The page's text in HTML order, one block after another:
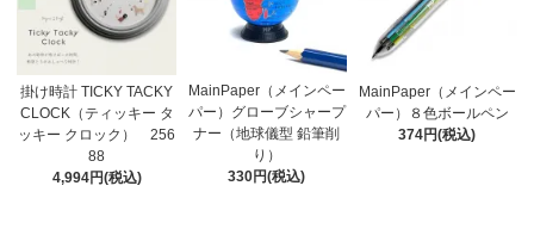
掛け時計 TICKY TACKY
CLOCK（ティッキー タ
ッキー クロック） 256
88
4,994円(税込)
MainPaper（メインペー
パー）グローブシャープ
ナー（地球儀型 鉛筆削
り）
330円(税込)
MainPaper（メインペー
パー）８色ボールペン
374円(税込)